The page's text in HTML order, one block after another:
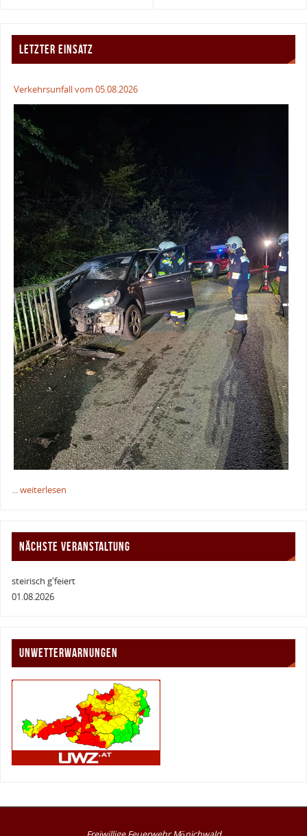
LETZTER EINSATZ
Verkehrsunfall vom 05.08.2026
... weiterlesen
NÄCHSTE VERANSTALTUNG
steirisch g'feiert
01.08.2026
UNWETTERWARNUNGEN